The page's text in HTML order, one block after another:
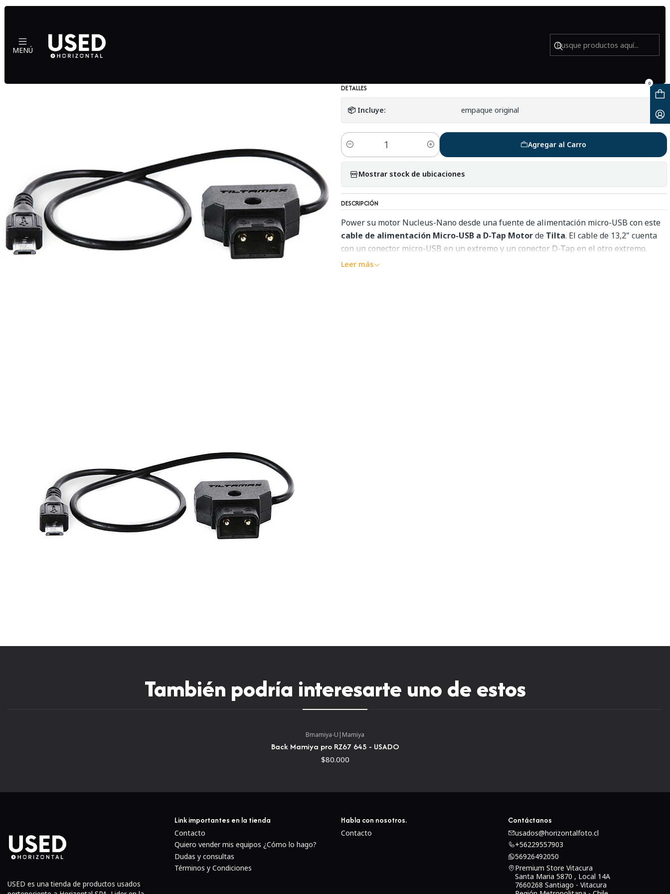
MENÚ
0
Tilta Micro-USB a D-Tap Motor para Nucleus-Nano -
DETALLES
📦 Incluye: empaque original
Cantidad
Agregar al Carro
Mostrar stock de ubicaciones
DESCRIPCIÓN
Power su motor Nucleus-Nano desde una fuente de alimentación micro-USB con este
cable de alimentación Micro-USB a D-Tap Motorde Tilta. El cable de 13,2" cuenta
con un conector micro-USB en un extremo y un conector D-Tap en el otro extremo.
Leer más
También podría interesarte uno de estos
Bmamiya-U | Mamiya
Back Mamiya pro RZ67 645 - USADO
$80.000
USED es una tienda de productos usados
Link importantes en la tienda
Contacto
Quiero vender mis equipos ¿Cómo lo hago?
Dudas y consultas
Términos y Condiciones
Habla con nosotros.
Contacto
Contáctanos
usados@horizontalfoto.cl
+56229557903
56926492050
Premium Store Vitacura
Santa Maria 5870 , Local 14A
7660268 Santiago - Vitacura